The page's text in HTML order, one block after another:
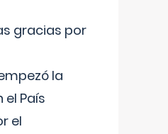
gracias por
la
el País
el